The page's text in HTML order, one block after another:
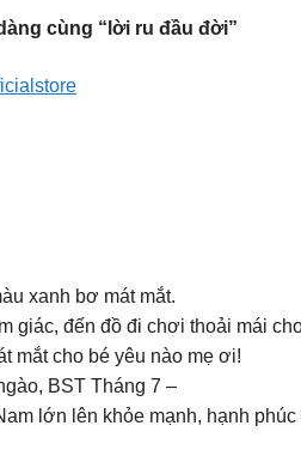
cùng “lời ru đầu đời”
xanh bơ mát mắt.
giác, đến đồ đi chơi thoải mái
mắt cho bé yêu nào mẹ ơi!
BST Tháng 7 –
lớn lên khỏe mạnh, hạnh